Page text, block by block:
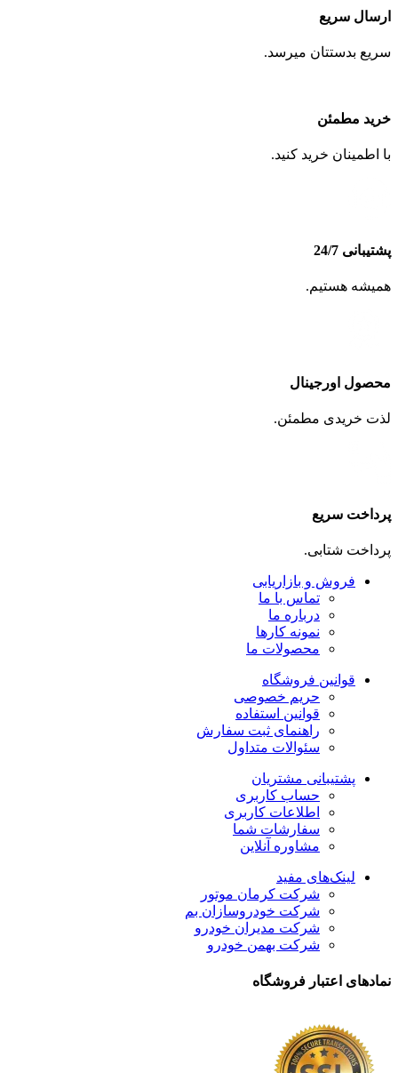
ارسال سریع
سریع بدستتان میرسد.
خرید مطمئن
با اطمینان خرید کنید.
پشتیبانی 24/7
همیشه هستیم.
محصول اورجینال
لذت خریدی مطمئن.
پرداخت سریع
پرداخت شتابی.
فروش و بازاریابی
تماس با ما
درباره ما
نمونه کارها
محصولات ما
قوانین فروشگاه
حریم خصوصی
قوانین استفاده
راهنمای ثبت سفارش
سئوالات متداول
پشتیبانی مشتریان
حساب کاربری
اطلاعات کاربری
سفارشات شما
مشاوره آنلاین
لینک‌های مفید
شرکت کرمان موتور
شرکت خودروسازان بم
شرکت مدیران خودرو
شرکت بهمن خودرو
نمادهای اعتبار فروشگاه